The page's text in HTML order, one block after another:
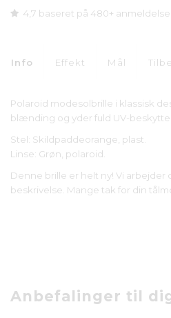
4,7 baseret på 480+
Info Effekt Mål
Polaroid modesolbrille i klassisk
blænding og yder fuld UV-
Stel: Skildpaddeorange, plast.
Linse: Grøn, polaroid.
Denne brille er helt ny! Vi
beskrivelse. Mange tak for din
Anbefalinger til